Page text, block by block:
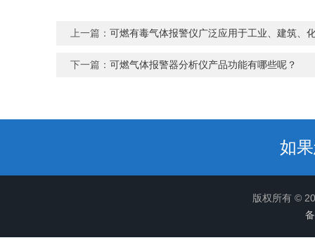
上一篇： 可燃有毒气体报警仪广泛应用于工业、建筑、
下一篇： 可燃气体报警器分析仪产品功能有哪些呢？
如
版权所有 ©